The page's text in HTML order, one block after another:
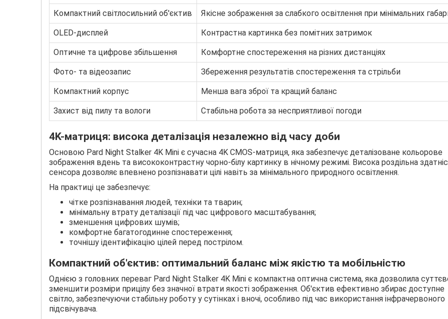
Компактний світлосильний об'єктив Якісне зображення за слабкого освітлення при мінімальних
OLED-дисплей Контрастна картинка без помітних затримок
Оптичне та цифрове збільшення Комфортне спостереження на різних дистанціях
Фото- та відеозапис Збереження результатів спостереження та стрільби
Компактний корпус Менша вага зброї та кращий баланс
Захист від пилу та вологи Стабільна робота за несприятливої погоди
4K-матриця: висока деталізація незалежно від часу доби
Основою Pard Night Stalker 4K Mini є сучасна 4K CMOS-матриця, яка забезпечує деталізоване кольорове
зображення вдень та висококонтрастну чорно-білу картинку в нічному режимі. Висока роздільна
сенсора дозволяє впевнено розпізнавати цілі навіть за мінімального природного освітлення.
На практиці це забезпечує:
чітке розпізнавання людей, техніки та тварин;
мінімальну втрату деталізації під час цифрового масштабування;
зменшення цифрових шумів;
комфортне багатогодинне спостереження;
точнішу ідентифікацію цілей перед пострілом.
Компактний об'єктив: оптимальний баланс між якістю та мобільністю
Однією з головних переваг Pard Night Stalker 4K Mini є компактна оптична система, яка дозволила
зменшити розміри прицілу без значної втрати якості зображення. Об'єктив ефективно збирає доступне
світло, забезпечуючи стабільну роботу у сутінках і вночі, особливо під час використання інфрачервоного
підсвічувача.